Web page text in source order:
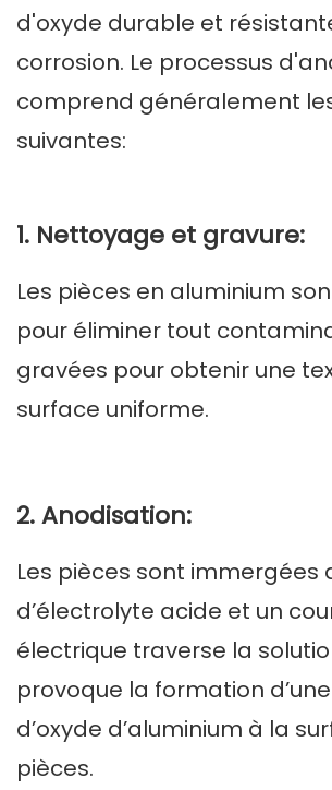
d'oxyde durable et
corrosion. Le processus
comprend généralement
suivantes:
1. Nettoyage et gravure:
Les pièces en aluminium
pour éliminer tout
gravées pour obtenir une
surface uniforme.
2. Anodisation:
Les pièces sont immergées
d’électrolyte acide et un
électrique traverse la
provoque la formation
d’oxyde d’aluminium à la
pièces.